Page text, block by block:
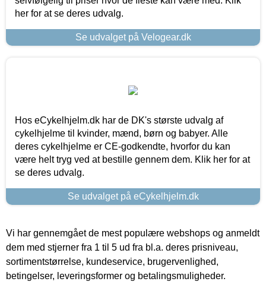
her for at se deres udvalg.
Se udvalget på Velogear.dk
Hos eCykelhjelm.dk har de DK's største udvalg af
cykelhjelme til kvinder, mænd, børn og babyer. Alle
deres cykelhjelme er CE-godkendte, hvorfor du kan
være helt tryg ved at bestille gennem dem. Klik her for at
se deres udvalg.
Se udvalget på eCykelhjelm.dk
Vi har gennemgået de mest populære webshops og anmeldt
dem med stjerner fra 1 til 5 ud fra bl.a. deres prisniveau,
sortimentstørrelse, kundeservice, brugervenlighed,
betingelser, leveringsformer og betalingsmuligheder.